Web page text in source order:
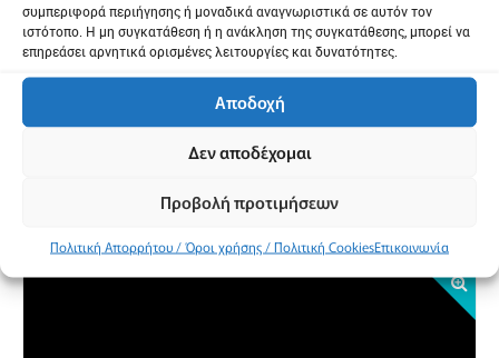
συμπεριφορά περιήγησης ή μοναδικά αναγνωριστικά σε αυτόν τον
ιστότοπο. Η μη συγκατάθεση ή η ανάκληση της συγκατάθεσης, μπορεί να
επηρεάσει αρνητικά ορισμένες λειτουργίες και δυνατότητες.
Αποδοχή
Δεν αποδέχομαι
Προβολή προτιμήσεων
Πολιτική Απορρήτου / Όροι χρήσης / Πολιτική CookiesΕπικοινωνία
GPS:
40.6259178, 22.9515164
Προβολή χάρτη